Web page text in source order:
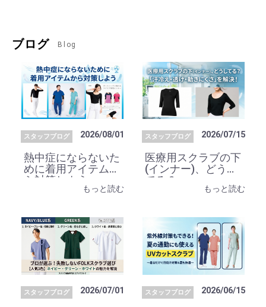
ブログ Blog
スタッフブログ 2026/08/01
熱中症にならないた
めに着用アイテムか
ら対策しよう
もっと読む
スタッフブログ 2026/07/15
医療用スクラブの下
(インナー)、どうし
てる？
もっと読む
スタッフブログ 2026/07/01 スタッフブログ 2026/06/15